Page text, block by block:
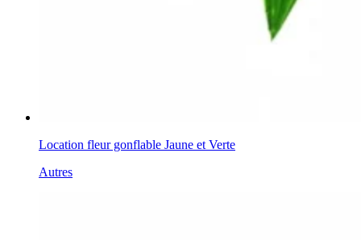
Location fleur gonflable Jaune et Verte
Autres